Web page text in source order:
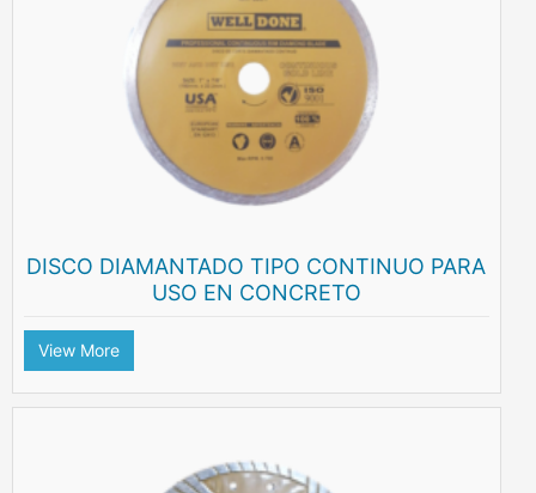
DISCO DIAMANTADO TIPO CONTINUO PARA
USO EN CONCRETO
View More